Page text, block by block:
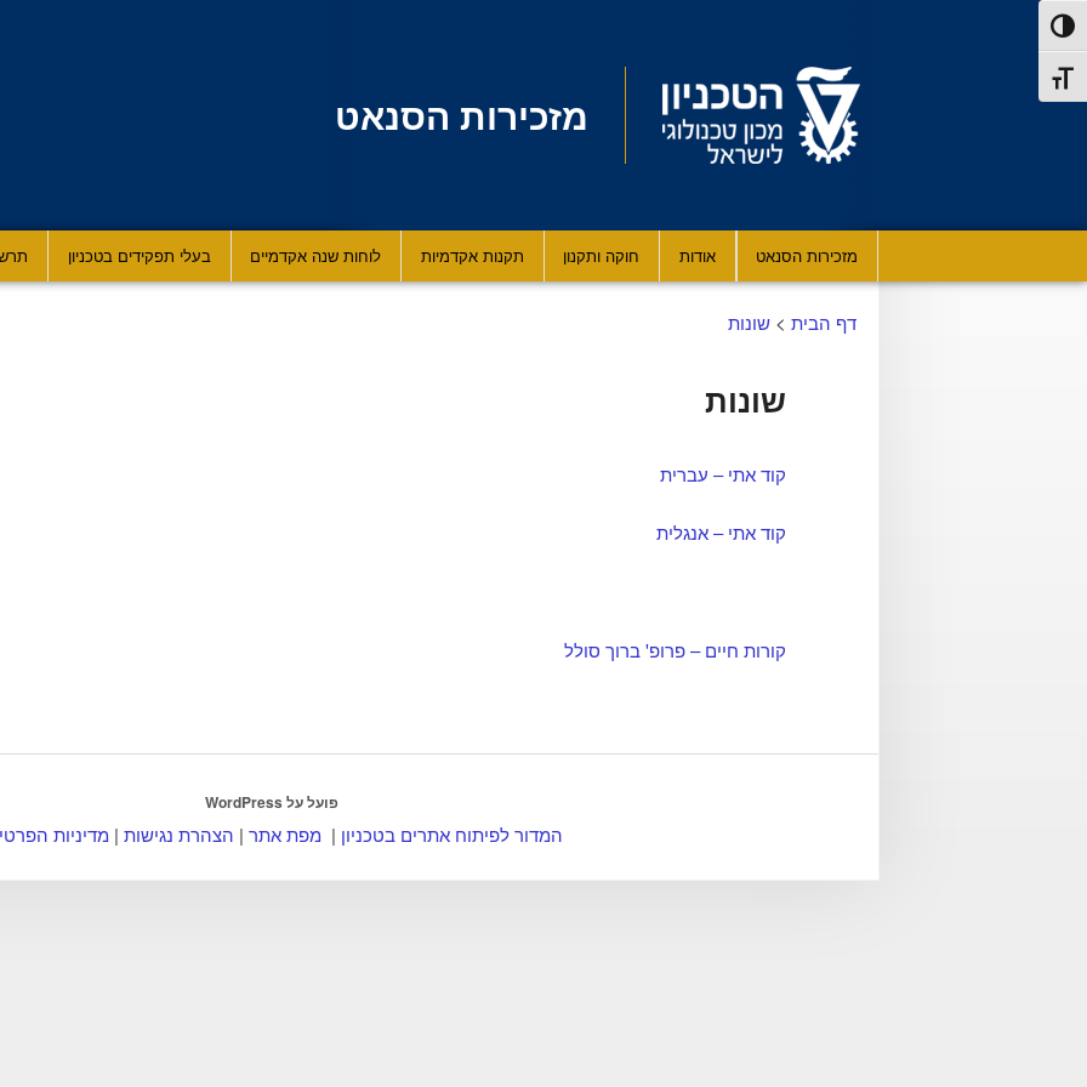
דלג לתוכן
דלג לניווט
הפעל/כבה ניגודיות גבוהה
מתג גודל גופן
מזכירות הסנאט
ראשי
מזכירות הסנאט אודות חוקה ותקנון תקנות אקדמיות לוחות שנה אקדמיים בעלי תפקידים בטכניון
דף הבית >שונות
שונות
קוד אתי – עברית
קוד אתי – אנגלית
קורות חיים – פרופ' ברוך סולל
פועל על WordPress
המדור לפיתוח אתרים בטכניון | מפת אתר | הצהרת נגישות | מדיניות